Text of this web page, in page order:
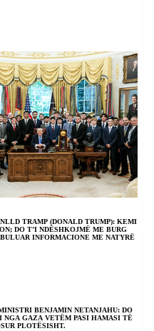
TRAMP (DONALD TRUMP): KEMI
DO T’I NDËSHKOJMË ME BURG
INFORMACIONE ME NATYRË
BENJAMIN NETANJAHU: DO
NGA GAZA VETËM PASI HAMASI TË
PLOTËSISHT.